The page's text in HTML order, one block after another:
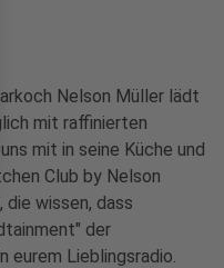
Nelson Müller lädt
mit raffinierten
mit in seine Küche und
Club by Nelson
die wissen, dass
der
eurem Lieblingsradio.